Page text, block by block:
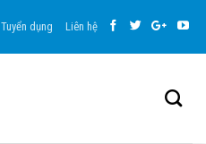
Tuyển dụng Liên hệ